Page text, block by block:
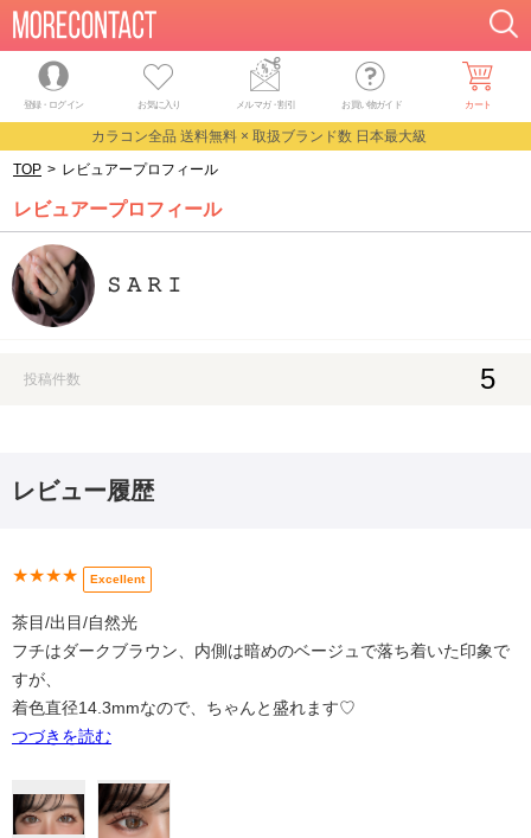
登録・ログイン お気に入り メルマガ・割引 お買い物ガイド カート
カラコン全品 送料無料 × 取扱ブランド数 日本最大級
TOP > レビュアープロフィール
レビュアープロフィール
𝚂 𝙰 𝚁 𝙸
投稿件数 5
レビュー履歴
★★★★ Excellent
茶目/出目/自然光
フチはダークブラウン、内側は暗めのベージュで落ち着いた印象で
すが、
着色直径14.3mmなので、ちゃんと盛れます♡
つづきを読む